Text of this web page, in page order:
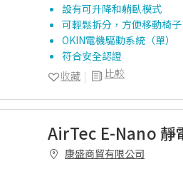
設有可升降和躺臥模式
可輕鬆拆分，方便移動椅子
OKIN電機驅動系統（單）
符合安全認證
比較
收藏
AirTec E-Nano 靜
康盛商貿有限公司